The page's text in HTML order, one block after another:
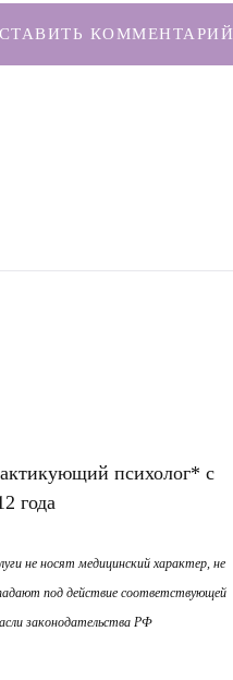
КОММЕНТАРИЙ
психолог* с
года
не носят медицинский характер, не
под действие соответствующей
законодательства РФ